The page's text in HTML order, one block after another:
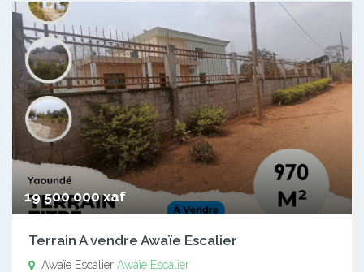
19 500 000 xaf
Terrain A vendre Awaïe Escalier
Awaïe Escalier Awaïe Escalier